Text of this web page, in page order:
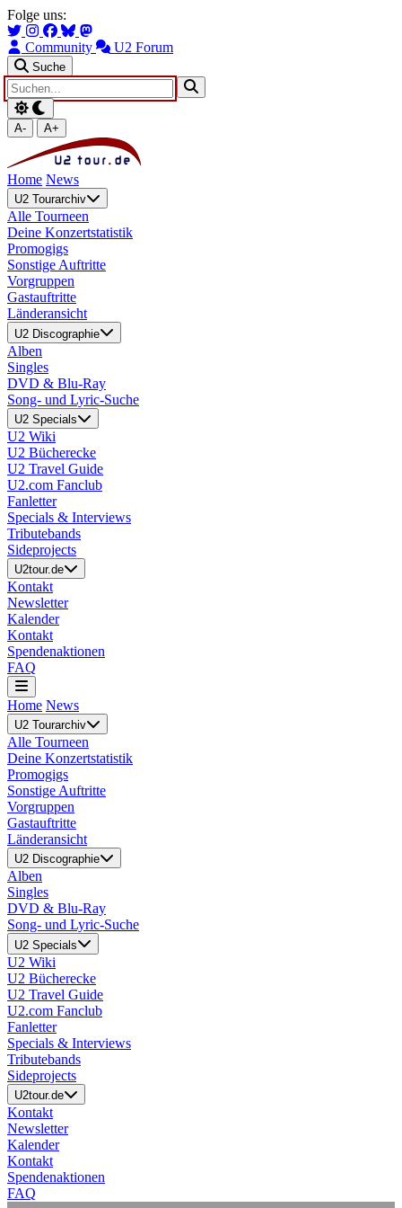
Zum Hauptinhalt springen
Zur Navigation springen
Folge uns:
Community U2 Forum
Suche
A- A+
Home News
U2 Tourarchiv
Alle Tourneen
Deine Konzertstatistik
Promogigs
Sonstige Auftritte
Vorgruppen
Gastauftritte
Länderansicht
U2 Discographie
Alben
Singles
DVD & Blu-Ray
Song- und Lyric-Suche
U2 Specials
U2 Wiki
U2 Bücherecke
U2 Travel Guide
U2.com Fanclub
Fanletter
Specials & Interviews
Tributebands
Sideprojects
U2tour.de
Kontakt
Newsletter
Kalender
Kontakt
Spendenaktionen
FAQ
Home News
U2 Tourarchiv
Alle Tourneen
Deine Konzertstatistik
Promogigs
Sonstige Auftritte
Vorgruppen
Gastauftritte
Länderansicht
U2 Discographie
Alben
Singles
DVD & Blu-Ray
Song- und Lyric-Suche
U2 Specials
U2 Wiki
U2 Bücherecke
U2 Travel Guide
U2.com Fanclub
Fanletter
Specials & Interviews
Tributebands
Sideprojects
U2tour.de
Kontakt
Newsletter
Kalender
Kontakt
Spendenaktionen
FAQ